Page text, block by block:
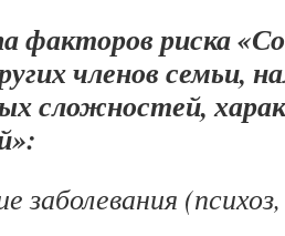
факторов риска
членов семьи,
сложностей,
заболевания